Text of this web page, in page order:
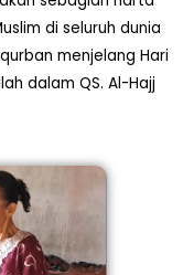
di seluruh dunia
menjelang Hari
dalam QS. Al-Hajj